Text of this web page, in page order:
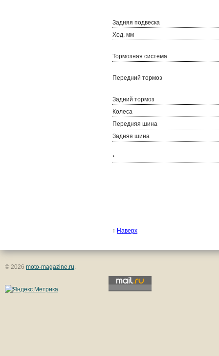
Задняя подвеска
Ход, мм
Тормозная система
Передний тормоз
Задний тормоз
Колеса
Передняя шина
Задняя шина
*
↑ Наверх
© 2026 moto-magazine.ru